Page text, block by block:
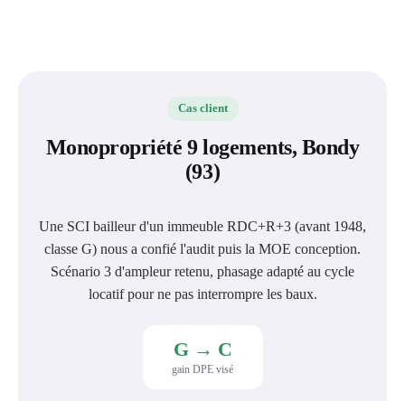
Cas client
Monopropriété 9 logements, Bondy
(93)
Une SCI bailleur d'un immeuble RDC+R+3 (avant 1948,
classe G) nous a confié l'audit puis la MOE conception.
Scénario 3 d'ampleur retenu, phasage adapté au cycle
locatif pour ne pas interrompre les baux.
G → C
gain DPE visé